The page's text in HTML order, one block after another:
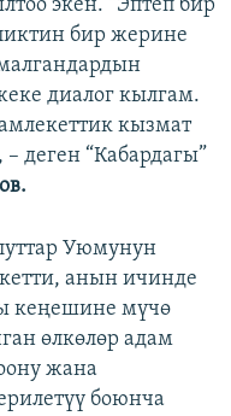
экен. “Эптеп бир
бир жерине
диалог кылгам.
кызмат
деген “Кабардагы”
Уюмунун
анын ичинде
кеңешине мүчө
өлкөлөр адам
жана
боюнча